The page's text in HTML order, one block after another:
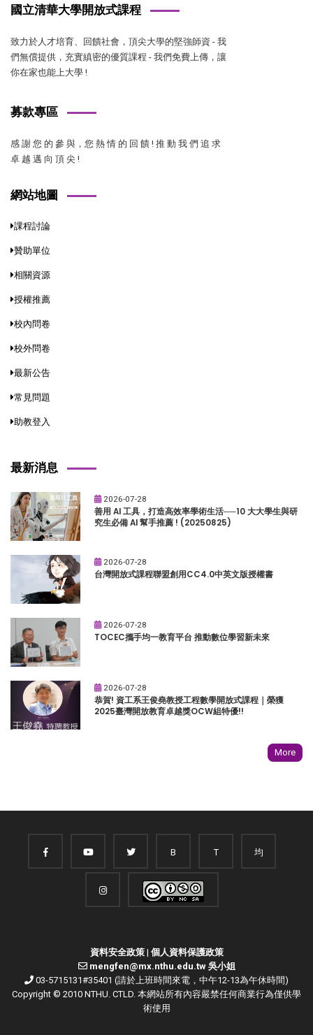
國立清華大學開放式課程
致力於人才培育、回饋社會，頂尖大學的堅強師資 - 我
們無償提供，充實縝密的優質課程 - 我們免費上傳，讓
你在家也能上大學 !
募款專區
感 謝 您 的 參 與，您 熱 情 的 回 饋 ! 推 動 我 們 追 求
卓 越 邁 向 頂 尖 !
網站地圖
課程討論
贊助單位
相關資源
授權推薦
校內問卷
校外問卷
最新公告
常見問題
助教登入
最新消息
2026-07-28
善用 AI 工具，打造高效率學術生活──10 大大學生與研
究生必備 AI 幫手推薦 ! (20250825)
2026-07-28
台灣開放式課程聯盟創用CC4.0中英文版授權書
2026-07-28
TOCEC攜手均一教育平台 推動數位學習新未來
2026-07-28
恭賀! 資工系王俊堯教授工程數學開放式課程｜榮獲
2025臺灣開放教育卓越獎OCW組特優!!
More
B T 均
資料安全政策| 個人資料保護政策
mengfen@mx.nthu.edu.tw 吳小姐
03-5715131#35401 (請於上班時間來電，中午12-13為午休時間)
Copyright © 2010 NTHU. CTLD. 本網站所有內容嚴禁任何商業行為僅供學
術使用